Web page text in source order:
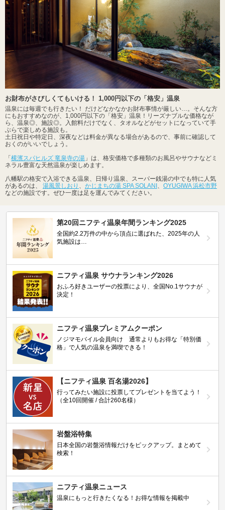
お財布がさびしくてもいける！ 1,000円以下の「格安」温泉
温泉には毎週でも行きたい！ だけどなかなかお財布事情が厳しい…。そんな方
にもおすすめなのが、1,000円以下の「格安」温泉！リーズナブルな価格なが
ら、温泉◎、施設◎。入館料だけでなく、タオルなどがセットになっていて手
ぶらで楽しめる施設も。
土日祝日や特定日、深夜などは料金が異なる場合があるので、事前に確認して
おくのがいいでしょう。
「 横濱スパヒルズ 竜泉寺の湯 」は、格安価格で多種類のお風呂やサウナなどミ
ネラル豊富な天然温泉が楽しめます。
八幡駅の格安で入浴できる温泉、日帰り温泉、スーパー銭湯の中でも特に人気
があるのは、 湯風景しおり 、 かじまちの湯 SPA SOLANI 、 OYUGIWA 浜松市野
などの施設です。ぜひ一度は足を運んでみてください。
第20回ニフティ温泉年間ランキング2025
全国約2.2万件の中から頂点に選ばれた、2025年の人
気施設は…
ニフティ温泉 サウナランキング2026
おふろ好きユーザーの投票により、全国No.1サウナが
決定！
ニフティ温泉プレミアムクーポン
ノジマモバイル会員向け 通常よりもお得な「特別価
格」で人気の温泉を満喫できる！
【ニフティ温泉 百名湯2026】
行ってみたい施設に投票してプレゼントを当てよう！
（全10回開催 / 合計260名様）
岩盤浴特集
日本全国の岩盤浴情報だけをピックアップ。まとめて
検索！
ニフティ温泉ニュース
温泉にもっと行きたくなる！お得な情報を掲載中